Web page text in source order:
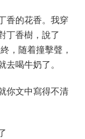
香的花香。我穿
丁香樹，說了
，随着撞擊聲，
喝牛奶了。
你文中寫得不清